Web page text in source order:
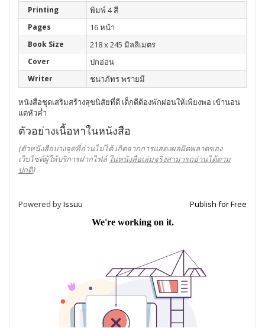
Printing พิมพ์ 4 สี
Pages 16 หน้า
Book Size 218 x 245 มิลลิเมตร
Cover ปกอ่อน
Writer ชนาภัทร พรายมี
หนังสือชุดเสริมสร้างสุขนิสัยที่ดี เด็กดีต้องพักผ่อนให้เพียงพอ เข้านอน
แต่หัวค่ำ
ตัวอย่างเนื้อหาในหนังสือ
(ตัวหนังสือบางจุดที่อ่านไม่ได้ เกิดจากการแสดงผลผิดพลาดของ
เว็บไซต์ผู้ให้บริการฝากไฟล์ ในหนังสือเล่มจริงสามารถอ่านได้ตาม
ปกติ)
Powered byIssuu Publish for Free